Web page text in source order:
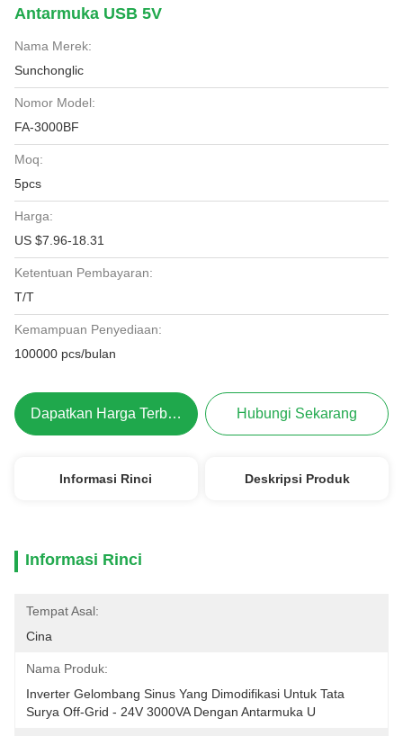
Antarmuka USB 5V
Nama Merek:
Sunchonglic
Nomor Model:
FA-3000BF
Moq:
5pcs
Harga:
US $7.96-18.31
Ketentuan Pembayaran:
T/T
Kemampuan Penyediaan:
100000 pcs/bulan
Dapatkan Harga Terbaik Hubungi Sekarang
Informasi Rinci Deskripsi Produk
Informasi Rinci
Tempat Asal:
Cina
Nama Produk:
Inverter Gelombang Sinus Yang Dimodifikasi Untuk Tata
Surya Off-Grid - 24V 3000VA Dengan Antarmuka U